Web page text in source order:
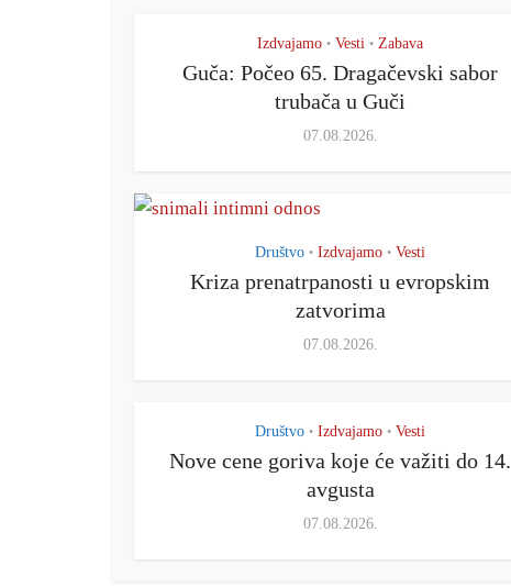
Izdvajamo • Vesti • Zabava
Guča: Počeo 65. Dragačevski sabor
trubača u Guči
07.08.2026.
Društvo • Izdvajamo • Vesti
Kriza prenatrpanosti u evropskim
zatvorima
07.08.2026.
Društvo • Izdvajamo • Vesti
Nove cene goriva koje će važiti do 14.
avgusta
07.08.2026.